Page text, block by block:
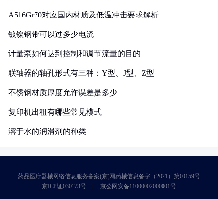
A516Gr70对应国内材质及低温冲击要求解析
镀镍钢带可以过多少电流
计量泵如何达到控制和调节流量的目的
联轴器的轴孔形式有三种：Y型、J型、Z型
不锈钢材质厚度允许误差是多少
复印机出租有哪些常见模式
溶于水的润滑剂的种类
药品医疗器械网络信息服务备案(京)网药械信息备字（2021）第00159号
京ICP证030173号
京公网安备11000002000001号